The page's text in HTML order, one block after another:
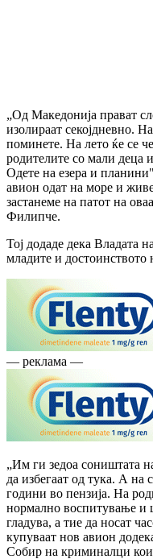
„Од Македонија прават
изолираат секојдневно.
поминете. На лето ќе се
родителите со мали деца
Одете на езера и
авион одат на море и
застанеме на патот на
Филипче.
Тој додаде дека
младите и достоинството
— реклама —
„Им ги зедоа соништата
да избегаат од тука. А на
години во пензија. На
нормално воспитување и
гладува, а тие да носат
купуваат нов авион
Собир на криминалци